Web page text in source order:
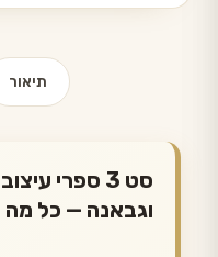
תיאור
סט 3 ספרי
וגבאנה — כל